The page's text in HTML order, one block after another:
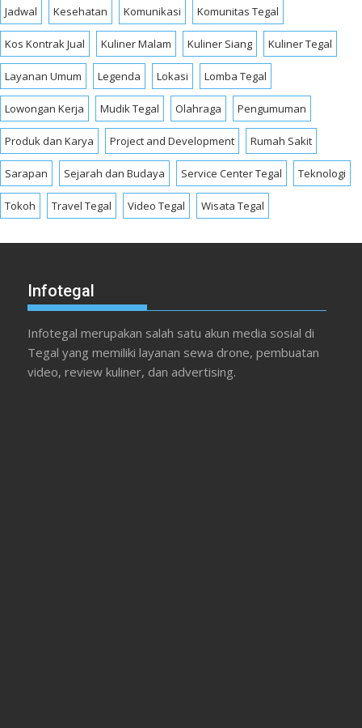
Jadwal Kesehatan Komunikasi Komunitas Tegal
Kos Kontrak Jual Kuliner Malam Kuliner Siang Kuliner Tegal
Layanan Umum Legenda Lokasi Lomba Tegal
Lowongan Kerja Mudik Tegal Olahraga Pengumuman
Produk dan Karya Project and Development Rumah Sakit
Sarapan Sejarah dan Budaya Service Center Tegal Teknologi
Tokoh Travel Tegal Video Tegal Wisata Tegal
Infotegal
Infotegal merupakan salah satu akun media sosial di
Tegal yang memiliki layanan sewa drone, pembuatan
video, review kuliner, dan advertising.